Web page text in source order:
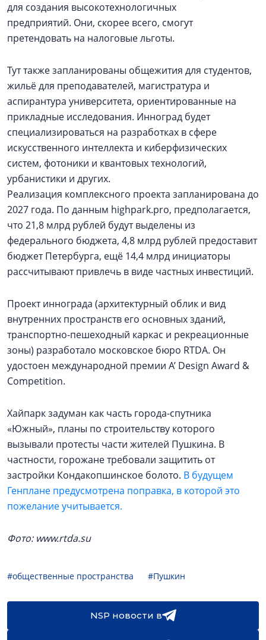
для создания высокотехнологичных
предприятий. Они, скорее всего, смогут
претендовать на налоговые льготы.
Тут также запланированы общежития для студентов,
жильё для преподавателей, магистратура и
аспирантура университета, ориентированные на
прикладные исследования. Инноград будет
специализироваться на разработках в сфере
искусственного интеллекта и киберфизических
систем, фотоники и квантовых технологий,
урбанистики и других.
Реализация комплексного проекта запланирована до
2027 года. По данным highpark.pro, предполагается,
что 21,8 млрд рублей будут выделены из
федерального бюджета, 4,8 млрд рублей предоставит
бюджет Петербурга, ещё 14,4 млрд инициаторы
рассчитывают привлечь в виде частных инвестиций.
Проект иннограда (архитектурный облик и вид
внутренних пространств его основных зданий,
транспортно-пешеходный каркас и рекреационные
зоны) разработало московское бюро RTDA. Он
удостоен международной премии A’ Design Award &
Competition.
Хайпарк задуман как часть города-спутника
«Южный», планы по строительству которого
вызывали протесты части жителей Пушкина. В
частности, горожане требовали защитить от
застройки Кондакопшинское болото. В будущем
Генплане предусмотрена поправка, в которой это
пожелание учитывается.
Фото: www.rtda.su
#общественные пространства #Пушкин
NSP новости в